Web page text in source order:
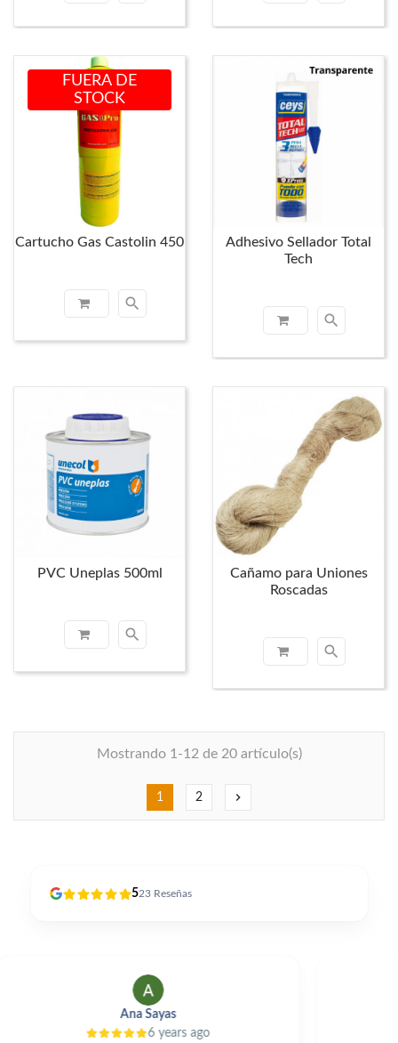
Cartucho Gas Castolin 450
search
FUERA DE
STOCK
Adhesivo Sellador Total
Tech
search
PVC Uneplas 500ml
search
Cañamo para Uniones
Roscadas
search
Mostrando 1-12 de 20 artículo(s)
1 2 chevron_right
523 Reseñas
Alfonso Perles
2 years ago